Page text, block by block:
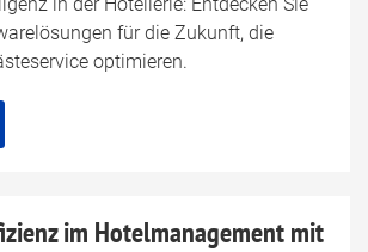
für die Zukunft, die
optimieren.
im Hotelmanagement mit